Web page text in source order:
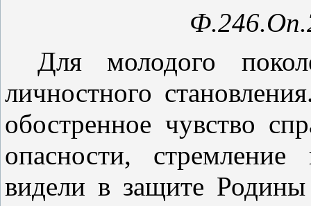
Для молодого
личностного
обостренное чувство
опасности,
видели в защите